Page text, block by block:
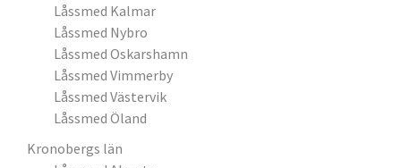
Låssmed Kalmar
Låssmed Nybro
Låssmed Oskarshamn
Låssmed Vimmerby
Låssmed Västervik
Låssmed Öland
Kronobergs län